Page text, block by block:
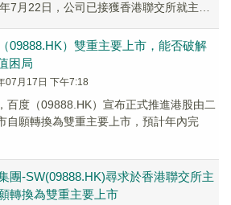
7月22日，公司已接獲香港聯交所就主要
09888.HK）雙重主要上市，能否破解
困局
07月17日 下午7:18
百度（09888.HK）宣布正式推進港股由二
自願轉換為雙重主要上市，預計年內完
團-SW(09888.HK)尋求於香港聯交所主
轉換為雙重主要上市